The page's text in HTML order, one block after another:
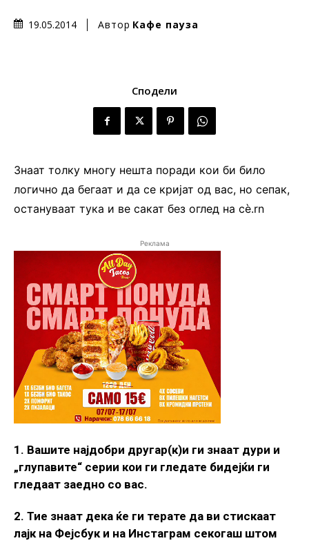
19.05.2014 Автор Кафе пауза
Сподели
Знаат толку многу нешта поради кои би било
логично да бегаат и да се кријат од вас, но сепак,
остануваат тука и ве сакат без оглед на сѐ.rn
Реклама
1. Вашите најдобри другар(к)и ги знаат дури и
„глупавите“ серии кои ги гледате бидејќи ги
гледаат заедно со вас.
2. Тие знаат дека ќе ги терате да ви стискаат
лајк на Фејсбук и на Инстаграм секогаш штом